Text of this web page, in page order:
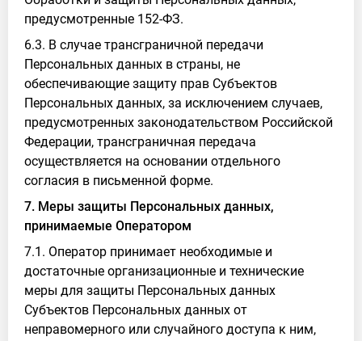
предусмотренные 152-ФЗ.
6.3. В случае трансграничной передачи
Персональных данных в страны, не
обеспечивающие защиту прав Субъектов
Персональных данных, за исключением случаев,
предусмотренных законодательством Российской
Федерации, трансграничная передача
осуществляется на основании отдельного
согласия в письменной форме.
7. Меры защиты Персональных данных,
принимаемые Оператором
7.1. Оператор принимает необходимые и
достаточные организационные и технические
меры для защиты Персональных данных
Субъектов Персональных данных от
неправомерного или случайного доступа к ним,